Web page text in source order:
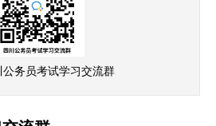
公务员考试学习交流群